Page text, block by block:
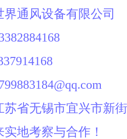
界通风设备有限公司
苏省无锡市宜兴市新
地考察与合作！